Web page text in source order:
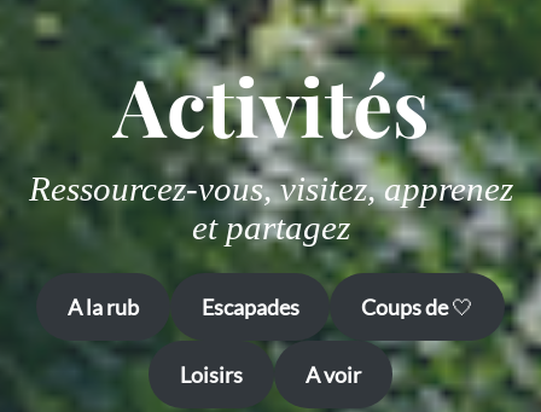
Activités
Ressourcez-vous, visitez, apprenez
et partagez
A la rub Escapades Coups de🤍
Loisirs A voir